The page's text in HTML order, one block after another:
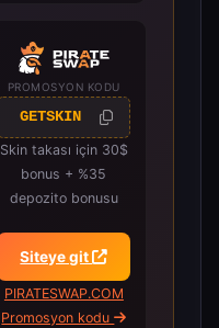
PROMOSYON KODU
GETSKIN
Skin takası için 30$
bonus + %35
depozito bonusu
Siteye git
PIRATESWAP.COM
Promosyon kodu